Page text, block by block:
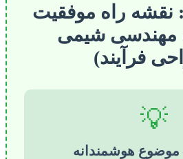
نقشه راه موفقیت
مهندسی شیمی
فرآیند)
💡